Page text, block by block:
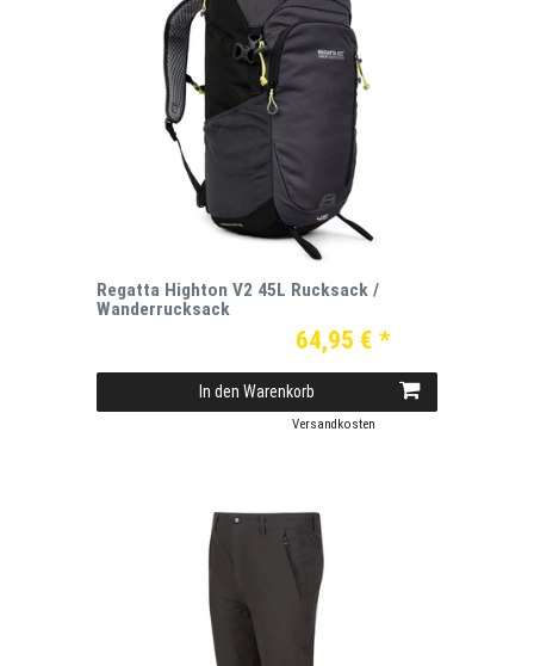
Regatta Highton V2 45L Rucksack /
Wanderrucksack
64,95 € *
In den Warenkorb
Versandkosten